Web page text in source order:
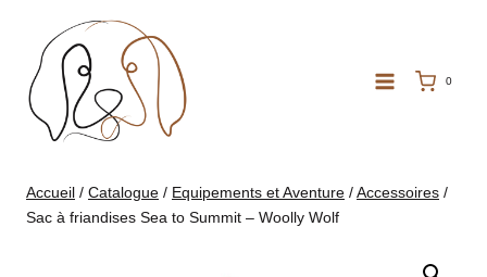
contenu
0
Accueil / Catalogue / Equipements et Aventure /Accessoires /
Sac à friandises Sea to Summit – Woolly Wolf